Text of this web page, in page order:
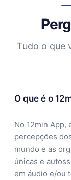
Tudo o que
O que é o
No 12min App,
percepções
mundo e as
únicas e
em áudio e/ou